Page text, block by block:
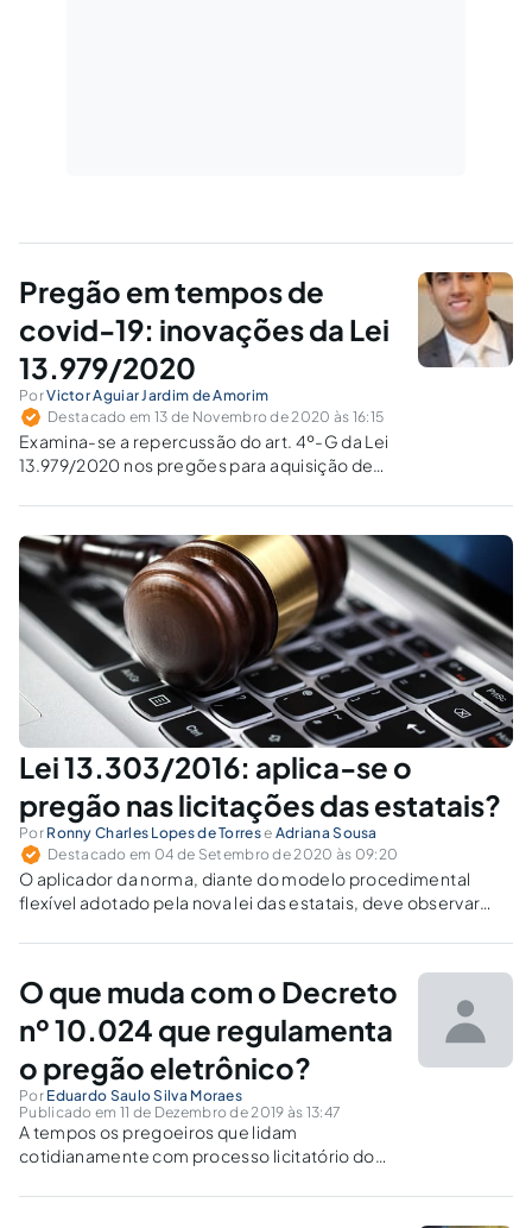
Pregão em tempos de
covid-19: inovações da Lei
13.979/2020
PorVictor Aguiar Jardim de Amorim
Destacado em 13 de Novembro de 2020 às 16:15
Examina-se a repercussão do art. 4º-G da Lei
13.979/2020 nos pregões para aquisição de
enfrentamento da emergência de saúde
pública decorrente do coronavírus.
Lei 13.303/2016: aplica-se o
pregão nas licitações das estatais?
Por Ronny Charles Lopes de Torrese Adriana Sousa
Destacado em 04 de Setembro de 2020 às 09:20
O aplicador da norma, diante do modelo procedimental
flexível adotado pela nova lei das estatais, deve observar
pregão.
O que muda com o Decreto
nº 10.024 que regulamenta
o pregão eletrônico?
Por Eduardo Saulo Silva Moraes
Publicado em 11 de Dezembro de 2019 às 13:47
A tempos os pregoeiros que lidam
cotidianamente com processo licitatório do
que parece com a implementação do decreto